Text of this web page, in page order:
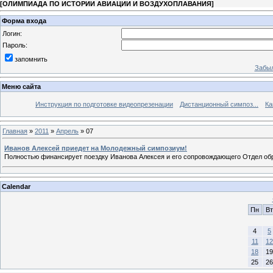
[ОЛИМПИАДА ПО ИСТОРИИ АВИАЦИИ И ВОЗДУХОПЛАВАНИЯ]
Форма входа
Логин:
Пароль:
запомнить
Меню сайта
Инструкция по подготовке видеопрезенации Дистанционный симпоз...
Главная » 2011 » Апрель » 07
Иванов Алексей приедет на Молодежный симпозиум!
Полностью финансирует поездку Иванова Алексея и его сопровождающего Отдел
Calendar
Пн
Вт
4
5
11
12
18
19
25
26